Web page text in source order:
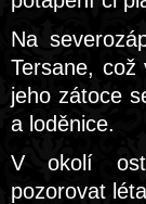
Na
Tersane, což
jeho zátoce
a loděnice.
V okolí
pozorovat